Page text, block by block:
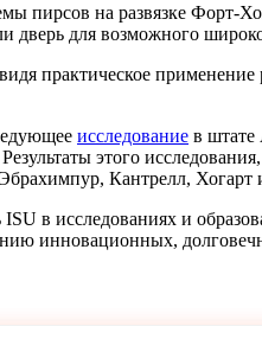
пирсов на развязке Форт-
дверь для возможного
практическое
исследование в штате
этого
Кантрелл,
в исследованиях и
инновационных,